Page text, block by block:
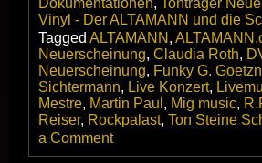
Dokumentationen, Tonträger
Vinyl - Der ALTAMANN und die
Tagged ALTAMANN ,
Neuerscheinung, Claudia Roth,
Neuerscheinung, Funky G.
Sichtermann, Live Konzert,
Mestre, Martin Paul , Mig music,
Reiser, Rockpalast, Ton Steine
a Commenton
Ton